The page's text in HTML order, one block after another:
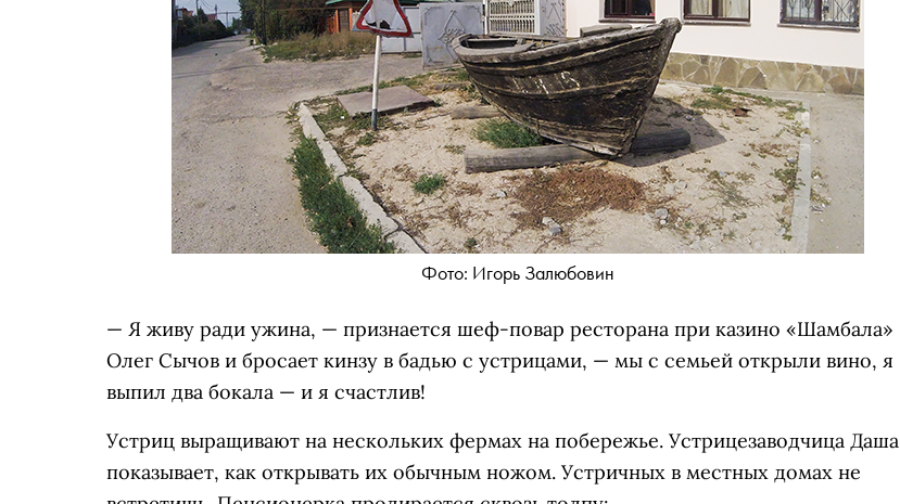
Фото: Игорь Залюбовин
— Я живу ради ужина, — признается шеф-повар ресторана при казино «Шамбала»
Олег Сычов и бросает кинзу в бадью с устрицами, — мы с семьей открыли вино, я
выпил два бокала — и я счастлив!
Устриц выращивают на нескольких фермах на побережье. Устрицезаводчица Даша
показывает, как открывать их обычным ножом. Устричных в местных домах не